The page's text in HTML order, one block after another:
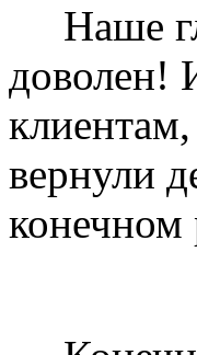
Наше
доволен!
вернули
конечном